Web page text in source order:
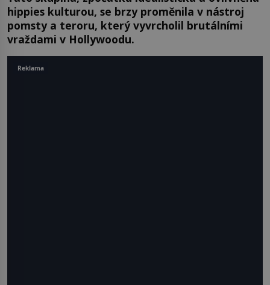
hippies kulturou, se brzy proměnila v nástroj
pomsty a teroru, který vyvrcholil brutálními
vraždami v Hollywoodu.
Reklama